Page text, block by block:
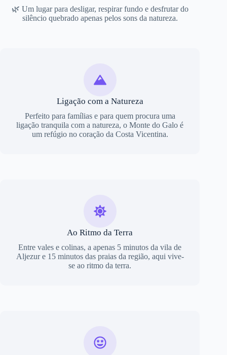
🌿 Um lugar para desligar, respirar fundo e desfrutar do
silêncio quebrado apenas pelos sons da natureza.
Ligação com a Natureza
Perfeito para famílias e para quem procura uma
ligação tranquila com a natureza, o Monte do Galo é
um refúgio no coração da Costa Vicentina.
Ao Ritmo da Terra
Entre vales e colinas, a apenas 5 minutos da vila de
Aljezur e 15 minutos das praias da região, aqui vive-
se ao ritmo da terra.